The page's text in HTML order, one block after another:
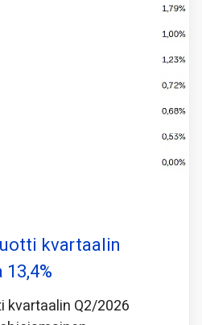
kvartaalin
kvartaalin Q2/2026